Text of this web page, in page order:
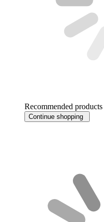
Recommended products
Continue shopping